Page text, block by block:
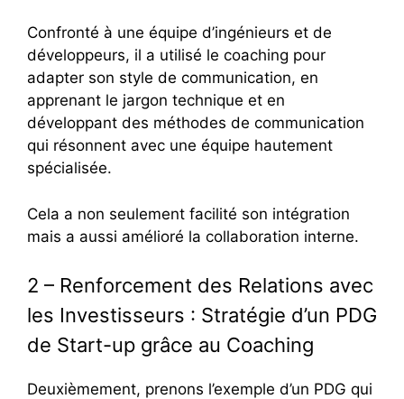
Confronté à une équipe d’ingénieurs et de
développeurs, il a utilisé le coaching pour
adapter son style de communication, en
apprenant le jargon technique et en
développant des méthodes de communication
qui résonnent avec une équipe hautement
spécialisée.
Cela a non seulement facilité son intégration
mais a aussi amélioré la collaboration interne.
2 – Renforcement des Relations avec
les Investisseurs : Stratégie d’un PDG
de Start-up grâce au Coaching
Deuxièmement, prenons l’exemple d’un PDG qui